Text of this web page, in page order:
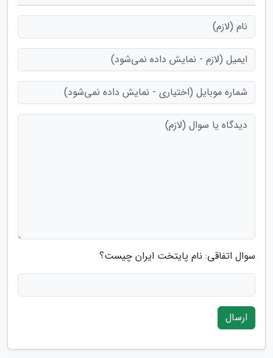
سوال اتفاقی: نام پایتخت ایران چیست؟
ارسال